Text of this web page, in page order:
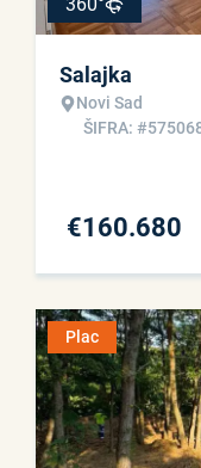
Salajka
Novi Sad
ŠIFRA:
€160.680
Plac